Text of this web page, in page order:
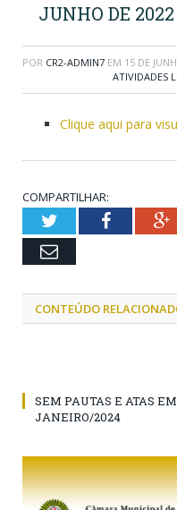
JUNHO DE
POR CR2-ADMIN7 EM 15 DE
ATIVIDADES
Clique aqui para
COMPARTILHAR:
TwitterFacebook
Email
CONTEÚDO
SEM PAUTAS E ATAS EM
JANEIRO/2024